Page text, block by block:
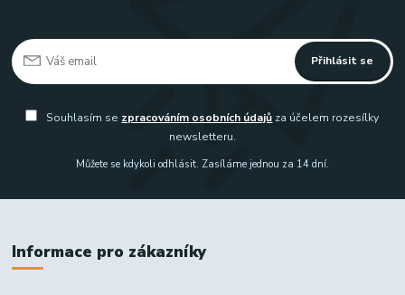
Přihlásit se
Souhlasím se zpracováním osobních údajů za účelem rozesílky
newsletteru.
Můžete se kdykoli odhlásit. Zasíláme jednou za 14 dní.
Informace pro zákazníky